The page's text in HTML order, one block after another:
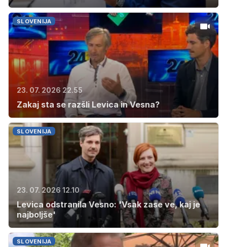
SLOVENIJA
23. 07. 2026 22.55
Zakaj sta se razšli Levica in Vesna?
SLOVENIJA
23. 07. 2026 12.10
Levica odstranila Vesno: 'Vsak zase ve, kaj je
najboljše'
SLOVENIJA